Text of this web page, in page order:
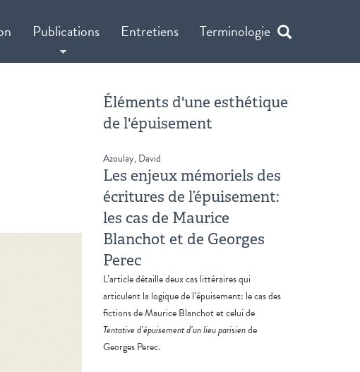
Publications Entretiens Terminologie
Éléments d'une esthétique
de l'épuisement
Azoulay, David
Les enjeux mémoriels des
écritures de l’épuisement:
les cas de Maurice
Blanchot et de Georges
Perec
L’article détaille deux cas littéraires qui
articulent la logique de l’épuisement: le cas des
fictions de Maurice Blanchot et celui de
Tentative d’épuisement d’un lieu parisiende
Georges Perec.